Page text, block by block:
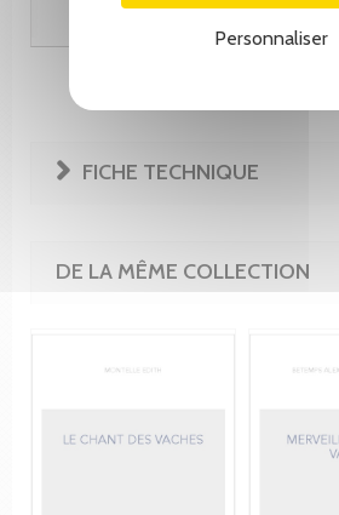
Personnaliser
Ajouter au panier
FICHE TECHNIQUE
DE LA MÊME COLLECTION